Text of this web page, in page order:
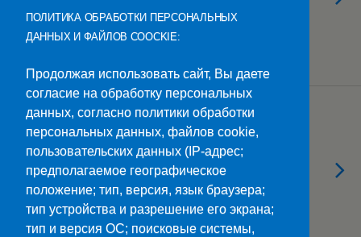
БЛАГОТВОРИТЕЛЬНОМ
ЗАБЕГЕ «СПОРТ — ДЕТЯМ.
13.05.2017
СТУДЕНТЫ И ВОЛОНТЁРЫ
КОЛЛЕДЖА СВЯЗИ ПРИНЯЛИ
АКТИВНОЕ УЧАСТИЕ В
ОРГАНИЗАЦИИ ЭСТАФЕТЫ-
МАРАФОНА «ЗНАМЯ ПОБЕДЫ»
ПОЛИТИКА ОБРАБОТКИ ПЕРСОНАЛЬНЫХ
ДАННЫХ И ФАЙЛОВ COOCKIE:
Продолжая использовать сайт, Вы даете
согласие на обработку персональных
данных, согласно политики обработки
персональных данных, файлов cookie,
пользовательских данных (IP-адрес;
предполагаемое географическое
положение; тип, версия, язык браузера;
тип устройства и разрешение его экрана;
тип и версия ОС; поисковые системы,